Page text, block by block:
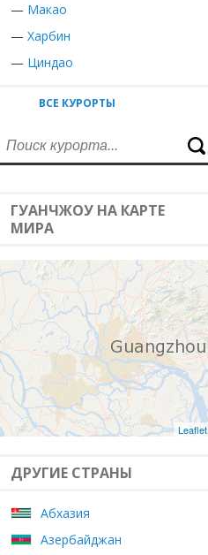
— Макао
— Харбин
— Циндао
ВСЕ КУРОРТЫ
ГУАНЧЖОУ НА КАРТЕ
МИРА
Leaflet
ДРУГИЕ СТРАНЫ
Абхазия
Азербайджан